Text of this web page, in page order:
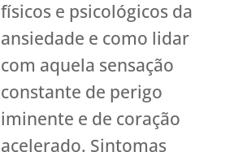
físicos e psicológicos da
ansiedade e como lidar
com aquela sensação
constante de perigo
iminente e de coração
acelerado. Sintomas